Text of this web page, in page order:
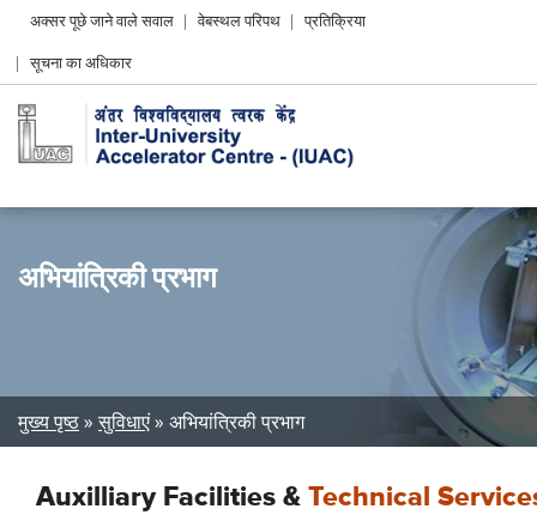
Header
menu
अक्सर पूछे जाने वाले सवाल वेबस्थल परिपथ
प्रतिक्रिया
सूचना का अधिकार
अभियांत्रिकी प्रभाग
Breadcrumb
मुख्य पृष्ठ सुविधाएं अभियांत्रिकी प्रभाग
Auxilliary Facilities & Technical